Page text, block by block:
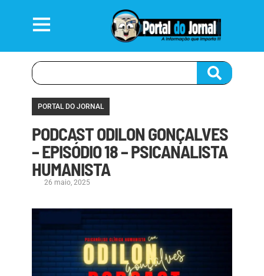
PORTAL DO JORNAL
PODCAST ODILON GONÇALVES
– EPISÓDIO 18 – PSICANALISTA
HUMANISTA
26 maio, 2025